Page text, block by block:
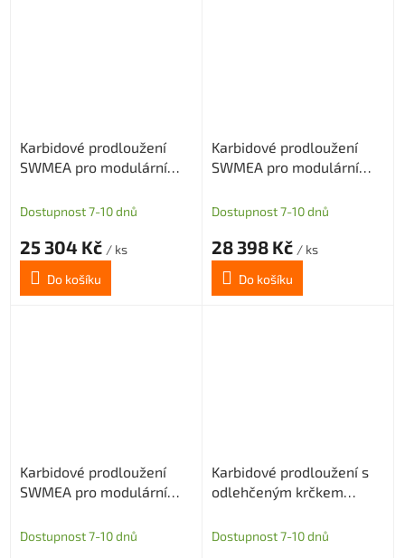
Karbidové prodloužení
SWMEA pro modulární
D32
Dostupnost 7-10 dnů
25 304 Kč / ks
Do košíku
Karbidové prodloužení
SWMEA pro modulární
D32
Dostupnost 7-10 dnů
28 398 Kč / ks
Do košíku
Karbidové prodloužení
SWMEA pro modulární
D32
Dostupnost 7-10 dnů
Karbidové prodloužení s
odlehčeným krčkem
100mm D=12
Dostupnost 7-10 dnů